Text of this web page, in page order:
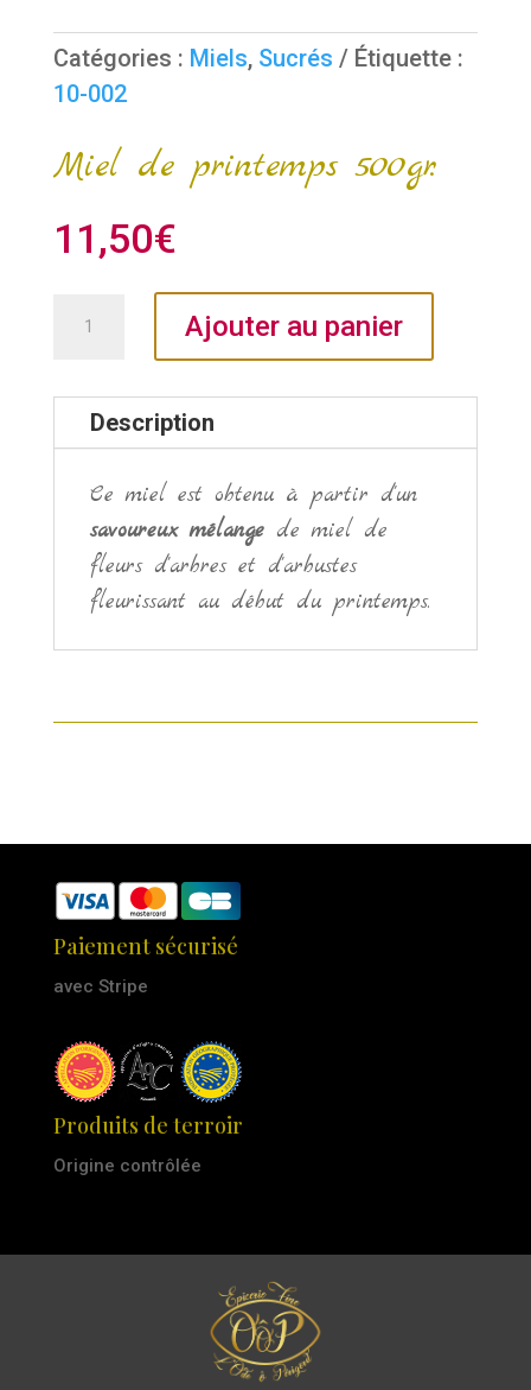
Catégories : Miels, Sucrés
Étiquette :
10-002
Miel de printemps 500gr.
11,50€
printemps
500gr.
Ajouter au panier
Description
Ce miel est obtenu à partir d'un
savoureux mélangede miel de
fleurs d'arbres et d'arbustes
fleurissant au début du printemps.
Paiement sécurisé
avec Stripe
Produits de terroir
Origine contrôlée